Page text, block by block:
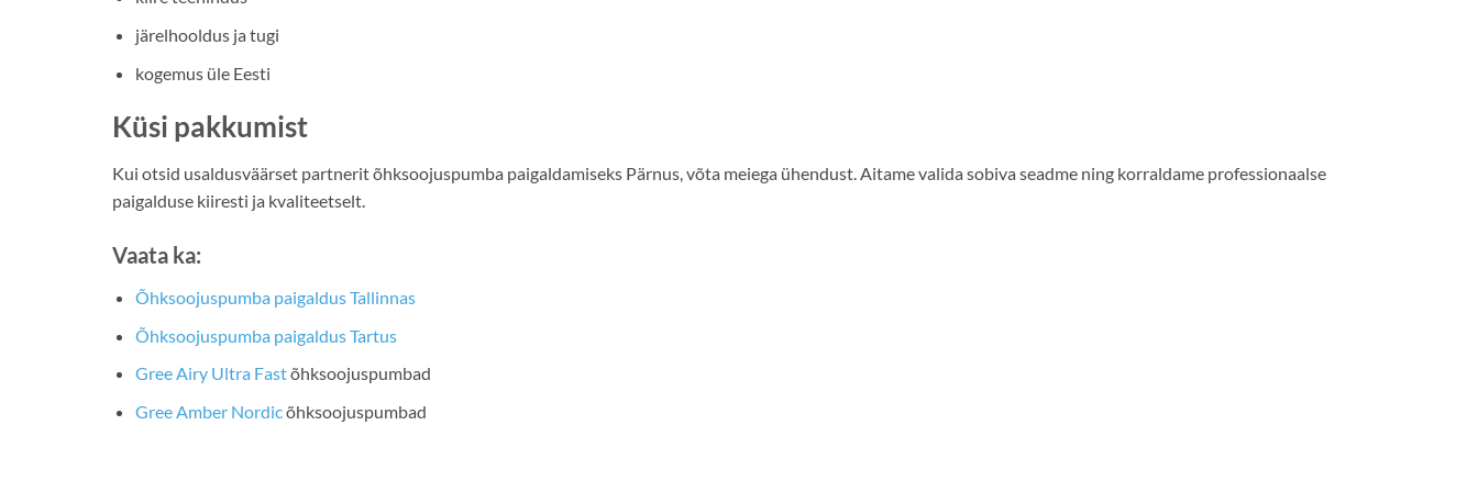
järelhooldus ja tugi
kogemus üle Eesti
Küsi pakkumist
Kui otsid usaldusväärset partnerit õhksoojuspumba paigaldamiseks Pärnus, võta meiega ühendust. Aitame valida sobiva seadme ning korraldame professionaalse
paigalduse kiiresti ja kvaliteetselt.
Vaata ka:
Õhksoojuspumba paigaldus Tallinnas
Õhksoojuspumba paigaldus Tartus
Gree Airy Ultra Fastõhksoojuspumbad
Gree Amber Nordicõhksoojuspumbad